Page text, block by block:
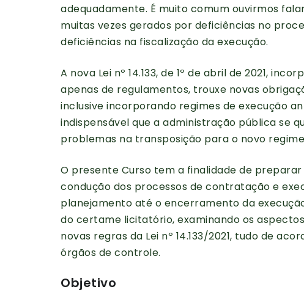
adequadamente. É muito comum ouvirmos
muitas vezes gerados por deficiências no
deficiências na fiscalização da execução.
A nova Lei nº 14.133, de 1º de abril de 2021,
apenas de regulamentos, trouxe novas
inclusive incorporando regimes de execução
indispensável que a administração pública se
problemas na transposição para o novo
O presente Curso tem a finalidade de
condução dos processos de contratação e
planejamento até o encerramento da
do certame licitatório, examinando os
novas regras da Lei nº 14.133/2021, tudo de
órgãos de controle.
Objetivo